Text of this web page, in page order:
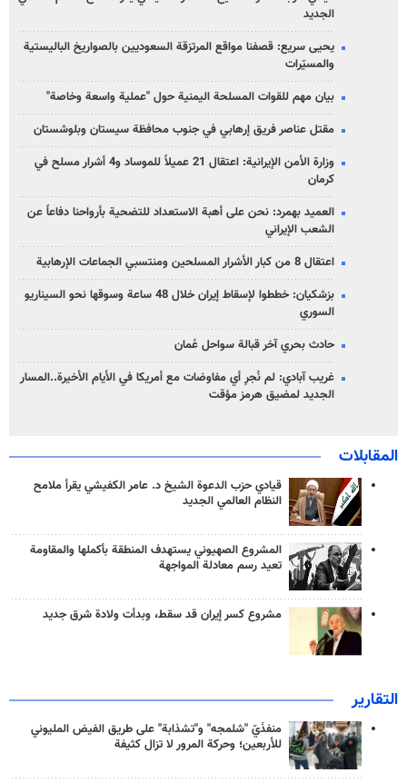
الجديد
يحيى سريع: قصفنا مواقع المرتزقة السعوديين بالصواريخ الباليستية
والمسيّرات
بيان مهم للقوات المسلحة اليمنية حول "عملية واسعة وخاصة"
مقتل عناصر فريق إرهابي في جنوب محافظة سيستان وبلوشستان
وزارة الأمن الإيرانية: اعتقال 21 عميلاً للموساد و4 أشرار مسلح في
كرمان
العميد بهمرد: نحن على أهبة الاستعداد للتضحية بأرواحنا دفاعاً عن
الشعب الإيراني
اعتقال 8 من كبار الأشرار المسلحين ومنتسبي الجماعات الإرهابية
بزشكيان: خططوا لإسقاط إيران خلال 48 ساعة وسوقها نحو السيناريو
السوري
حادث بحري آخر قبالة سواحل عُمان
غريب آبادي: لم نُجرِ أي مفاوضات مع أمريكا في الأيام الأخيرة..المسار
الجديد لمضيق هرمز مؤقت
المقابلات
قيادي حزب الدعوة الشيخ د. عامر الكفيشي يقرأ ملامح
النظام العالمي الجديد
المشروع الصهيوني يستهدف المنطقة بأكملها والمقاومة
تعيد رسم معادلة المواجهة
مشروع كسر إيران قد سقط، وبدأت ولادة شرق جديد
التقارير
منفذَيّ "شلمجه" و"تشذابة" على طريق الفيض المليوني
للأربعين؛ وحركة المرور لا تزال كثيفة